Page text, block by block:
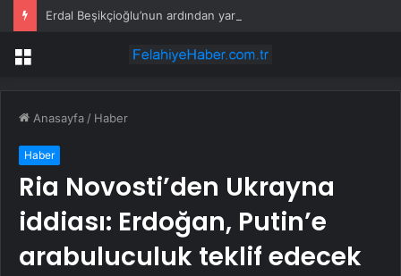
Menü
Anasayfa / Haber
Haber
Ria Novosti’den Ukrayna
iddiası: Erdoğan, Putin’e
arabuluculuk teklif edecek